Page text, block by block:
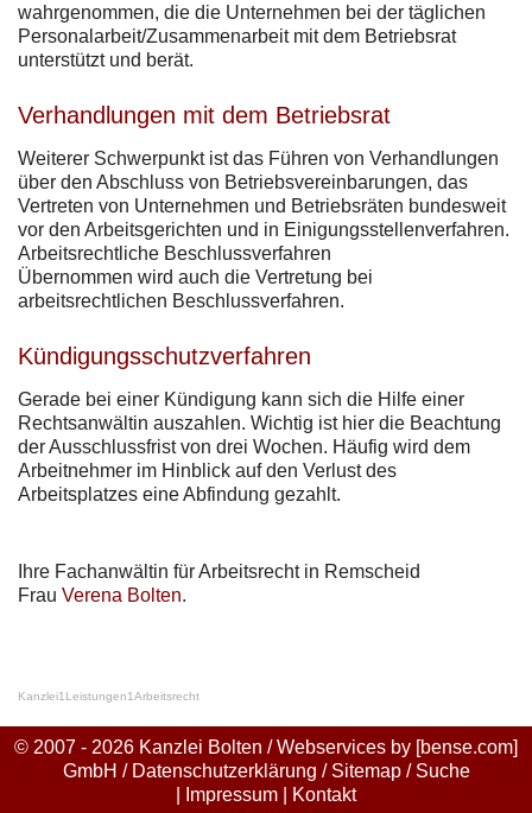
wahrgenommen, die die Unternehmen bei der täglichen
Personalarbeit/Zusammenarbeit mit dem Betriebsrat
unterstützt und berät.
Verhandlungen mit dem Betriebsrat
Weiterer Schwerpunkt ist das Führen von Verhandlungen
über den Abschluss von Betriebsvereinbarungen, das
Vertreten von Unternehmen und Betriebsräten bundesweit
vor den Arbeitsgerichten und in Einigungsstellenverfahren.
Arbeitsrechtliche Beschlussverfahren
Übernommen wird auch die Vertretung bei
arbeitsrechtlichen Beschlussverfahren.
Kündigungsschutzverfahren
Gerade bei einer Kündigung kann sich die Hilfe einer
Rechtsanwältin auszahlen. Wichtig ist hier die Beachtung
der Ausschlussfrist von drei Wochen. Häufig wird dem
Arbeitnehmer im Hinblick auf den Verlust des
Arbeitsplatzes eine Abfindung gezahlt.
Ihre Fachanwältin für Arbeitsrecht in Remscheid
Frau Verena Bolten.
Kanzlei1 Leistungen1Arbeitsrecht
© 2007 - 2026 Kanzlei Bolten / Webservices by [bense.com]
GmbH / Datenschutzerklärung / Sitemap/ Suche
Impressum Kontakt